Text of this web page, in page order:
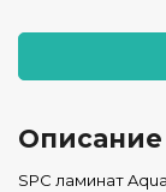
Описание
SPC ламинат